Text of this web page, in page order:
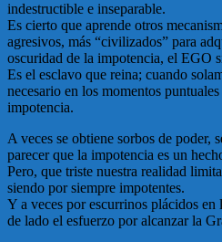
indestructible e inseparable.
Es cierto que aprende otros
agresivos, más “civilizados” para
oscuridad de la impotencia, el EGO
Es el esclavo que reina; cuando
necesario en los momentos
impotencia.
A veces se obtiene sorbos de poder,
parecer que la impotencia es un
Pero, que triste nuestra realidad
siendo por siempre impotentes.
Y a veces por escurrinos plácidos
de lado el esfuerzo por alcanzar la